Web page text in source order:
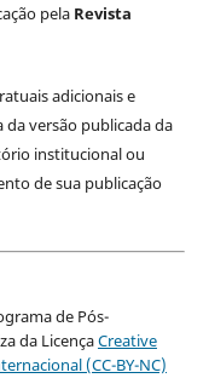
pela Revista
adicionais e
da versão publicada da
institucional ou
de sua publicação
de Pós-
da LicençaCreative
(CC-BY-NC)